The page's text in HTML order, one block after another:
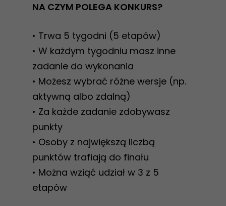
NA CZYM POLEGA KONKURS?
• Trwa 5 tygodni (5 etapów)
• W każdym tygodniu masz inne
zadanie do wykonania
• Możesz wybrać różne wersje (np.
aktywną albo zdalną)
• Za każde zadanie zdobywasz
punkty
• Osoby z największą liczbą
punktów trafiają do finału
• Można wziąć udział w 3 z 5
etapów